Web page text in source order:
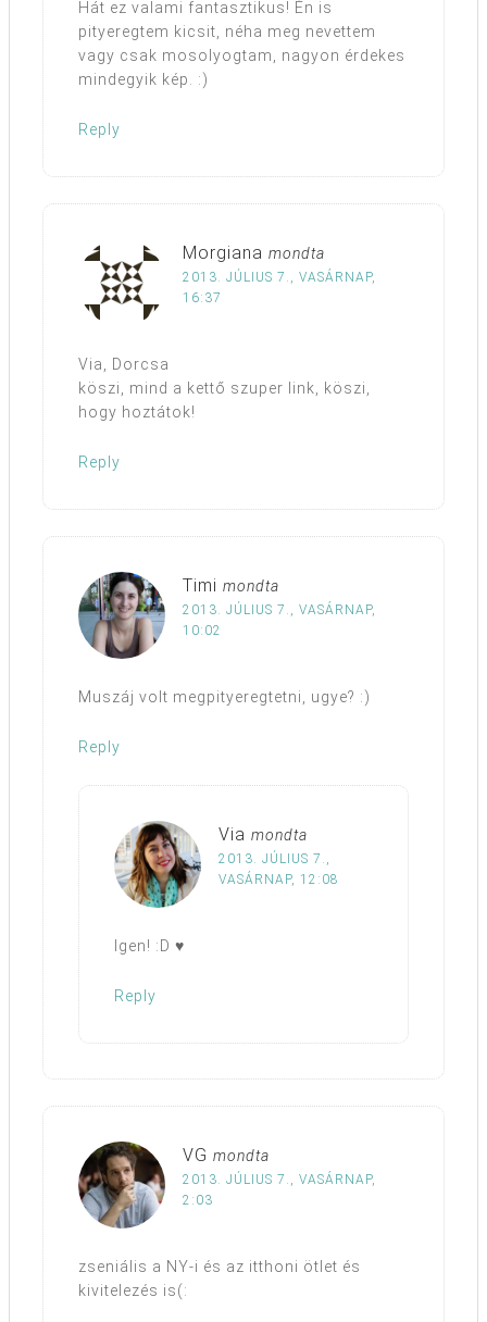
Hát ez valami fantasztikus! Én is
pityeregtem kicsit, néha meg nevettem
vagy csak mosolyogtam, nagyon érdekes
mindegyik kép. :)
Reply
Morgiana mondta
2013. JÚLIUS 7., VASÁRNAP,
16:37
Via, Dorcsa
köszi, mind a kettő szuper link, köszi,
hogy hoztátok!
Reply
Timi mondta
2013. JÚLIUS 7., VASÁRNAP,
10:02
Muszáj volt megpityeregtetni, ugye? :)
Reply
Via mondta
2013. JÚLIUS 7.,
VASÁRNAP, 12:08
Igen! :D ♥
Reply
VG mondta
2013. JÚLIUS 7., VASÁRNAP,
2:03
zseniális a NY-i és az itthoni ötlet és
kivitelezés is(: